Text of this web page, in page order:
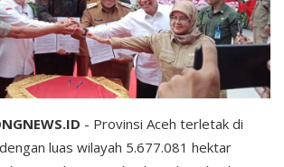
- Provinsi Aceh terletak di
luas wilayah 5.677.081 hektar